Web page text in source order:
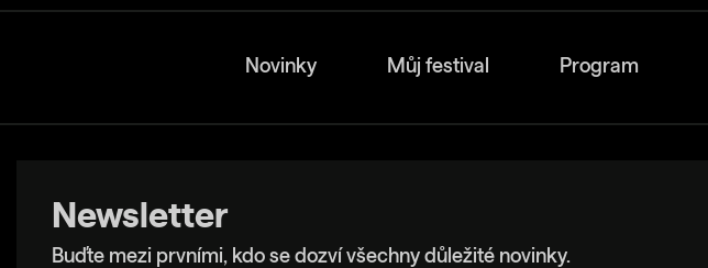
Novinky Můj festival Program
Newsletter
Buďte mezi prvními, kdo se dozví všechny důležité novinky.